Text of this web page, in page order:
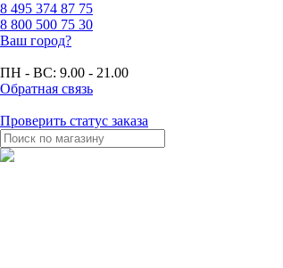
8 495 374 87 75
8 800 500 75 30
Ваш город?
ПН - ВС: 9.00 - 21.00
Обратная связь
Проверить статус заказа